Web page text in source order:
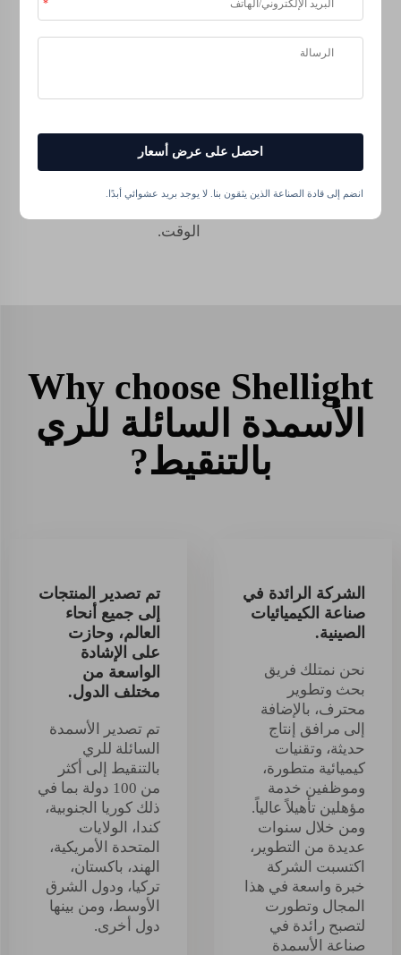
التربة. هذا النوع المحدد
من السماد مليء
الدقيقة. فهو يساعد في
يؤدي إلى مزارع أفضل
تكون مفيدة ليس فقط
للمحاصيل ولكنها أيضًا
الوقت.
Why choose Shellight
الأسمدة السائلة للري
بالتنقيط?
الشركة الرائدة في
صناعة الكيميائيات
الصينية.
نحن نمتلك فريق
بحث وتطوير
محترف، بالإضافة
إلى مرافق إنتاج
حديثة، وتقنيات
كيميائية متطورة،
وموظفين خدمة
مؤهلين تأهيلاً عالياً.
ومن خلال سنوات
عديدة من التطوير،
اكتسبت الشركة
خبرة واسعة في هذا
المجال وتطورت
لتصبح رائدة في
صناعة الأسمدة
تم تصدير المنتجات
إلى جميع أنحاء
العالم، وحازت
على الإشادة
الواسعة من
مختلف الدول.
تم تصدير الأسمدة
السائلة للري
بالتنقيط إلى أكثر
من 100 دولة بما في
ذلك كوريا الجنوبية،
كندا، الولايات
المتحدة الأمريكية،
الهند، باكستان،
تركيا، ودول الشرق
الأوسط، ومن بينها
دول أخرى.
احصل على عرض أسعار
انضم إلى قادة الصناعة الذين يثقون بنا. لا يوجد بريد عشوائي أبدًا.